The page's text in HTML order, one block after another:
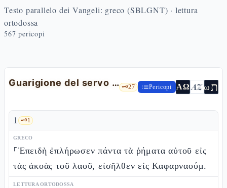
Testo parallelo dei Vangeli: greco (SBLGNT) · lettura
ortodossa
567 pericopi
Guarigione del servo del centurione e risurrezione del figlio della vedova 🗝️27 Pericopi ΑΩ AZωת
1 🗝️1
GRECO
⸀Ἐπειδὴ ἐπλήρωσεν πάντα τὰ ῥήματα αὐτοῦ εἰς
τὰς ἀκοὰς τοῦ λαοῦ, εἰσῆλθεν εἰς Καφαρναούμ.
LETTURA ORTODOSSA